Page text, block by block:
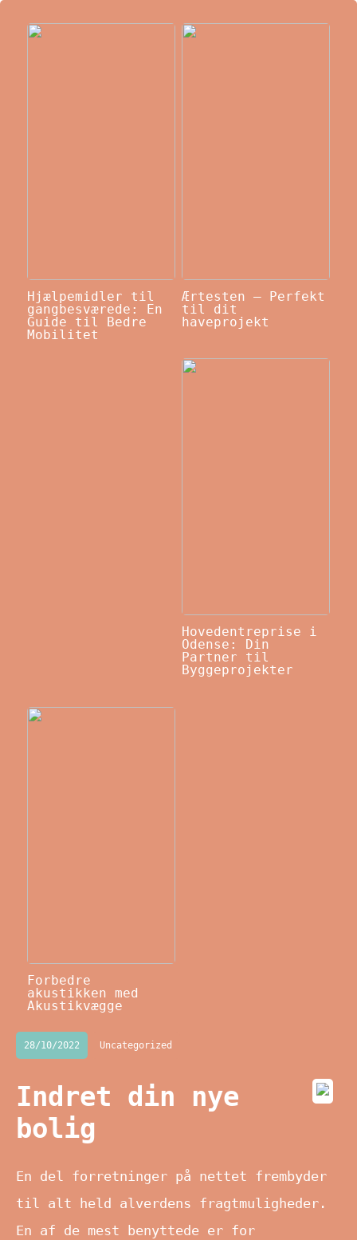
Hjælpemidler til
gangbesværede: En
Guide til Bedre
Mobilitet
Ærtesten – Perfekt
til dit
haveprojekt
Hovedentreprise i
Odense: Din
Partner til
Byggeprojekter
Forbedre
akustikken med
Akustikvægge
28/10/2022 Uncategorized
Indret din nye
bolig
En del forretninger på nettet frembyder
til alt held alverdens fragtmuligheder.
En af de mest benyttede er for